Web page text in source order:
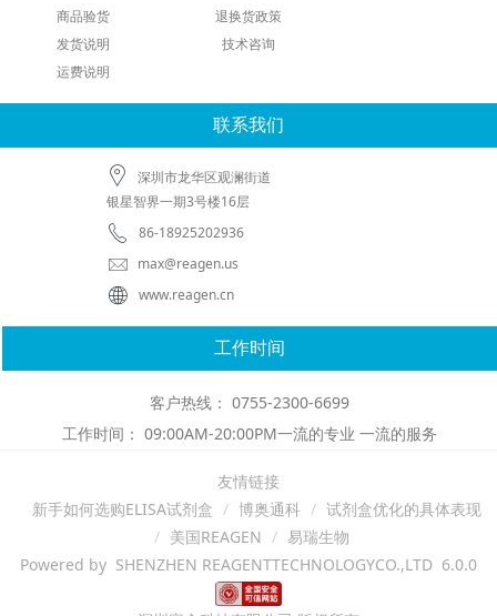
商品验货
发货说明
运费说明
退换货政策
技术咨询
联系我们
深圳市龙华区观澜街道
银星智界一期3号楼16层
86-18925202936
max@reagen.us
www.reagen.cn
工作时间
客户热线： 0755-2300-6699
工作时间： 09:00AM-20:00PM一流的专业 一流的服务
友情链接
新手如何选购ELISA试剂盒
博奥通科
试剂盒优化的具体表现
美国REAGEN
易瑞生物
Powered by SHENZHEN REAGENTTECHNOLOGYCO.,LTD 6.0.0